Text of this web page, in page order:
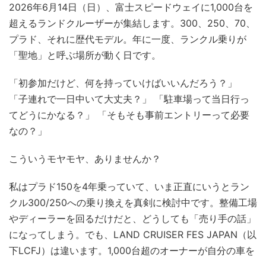
2026年6月14日（日）、富士スピードウェイに1,000台を
超えるランドクルーザーが集結します。300、250、70、
プラド、それに歴代モデル。年に一度、ランクル乗りが
「聖地」と呼ぶ場所が動く日です。
「初参加だけど、何を持っていけばいいんだろう？」
「子連れで一日中いて大丈夫？」 「駐車場って当日行っ
てどうにかなる？」 「そもそも事前エントリーって必要
なの？」
こういうモヤモヤ、ありませんか？
私はプラド150を4年乗っていて、いま正直にいうとラン
クル300/250への乗り換えを真剣に検討中です。整備工場
やディーラーを回るだけだと、どうしても「売り手の話」
になってしまう。でも、LAND CRUISER FES JAPAN（以
下LCFJ）は違います。1,000台超のオーナーが自分の車を